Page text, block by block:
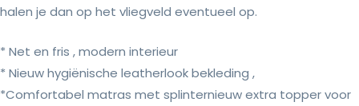
halen je dan op het vliegveld eventueel op.
* Net en fris , modern interieur
* Nieuw hygiënische leatherlook bekleding ,
*Comfortabel matras met splinternieuw extra topper voor